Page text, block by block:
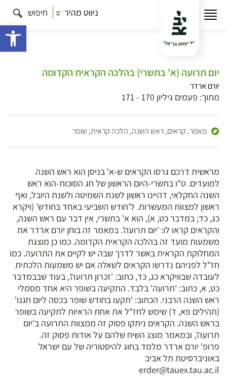
ניווט מהיר חיפוש
יום תרועה (א' בתשרי) בהלכה הקראית הקדומה
יורם ארדר
מתוך: פעמים גיליון 170 - 171
מאמר, קראים, ראש השנה, הלכה קראית, שופר
מראשית דרכם גרסו הקראים ש-א' בניסן הוא ראש השנה
למועדים. ט"ו בתשרי-היום הראשון של חג הסוכות-הוא ראש
השנה החקלאי, דהיינו ראשון לשנת השמיטה ולשנת היובל, ואף
ראשון למצוות המעשרות. ל'חודש השביעי באחד בחודש' (ויקרא
כג, כד; במדבר כט, א), הוא א' בתשרי, אין דבר עם ראש השנה,
והקראים קראו לו: 'יום תרועה'. במאמר זה בוחן יורם ארדר את
משמעות מועד זה בהלכה הקראית הקדומה. כמו כן מוצגת
המחלוקת הקראית באשר לדרך שבה יש לקיים את התרועה. כמו
חז"ל לפניהם נדרשו הקראים לשאלה אם יש משמעות הלכתית
לעובדה שבוויקרא כג, כד, כתוב: 'זכרון תרועה', בעוד שבבמדבר
כט, א, כתוב: 'תרועה' בלבד. התקיעה בשופר היא אחד מסמלי
ראש השנה הרבני. הכתוב: 'תקעו בחודש שופר בכסה ליום חגנו'
(תהילים פא, ד) שימש לחז"ל את אחת הראיות לתקיעה בשופר
בראש השנה. הקראים ניתקו פסוק זה ממצוות התרועה ב'יום
תרועה', ובמאמר מוצג השיח שלהם על אודות פסוק זה.
פרופ' יורם ארדר מלמד בחוג להיסטוריה של עם ישראל
באוניברסיטת תל אביב
erder@tauex.tau.ac.il